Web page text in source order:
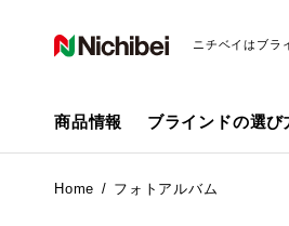
ニチベイはブラ
商品情報 ブラインドの選び
Home フォトアルバム